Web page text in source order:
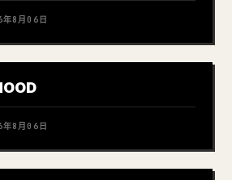
8月06日
8月06日